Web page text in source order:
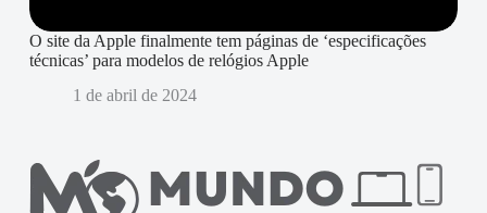
O site da Apple finalmente tem páginas de ‘especificações
técnicas’ para modelos de relógios Apple
1 de abril de 2024